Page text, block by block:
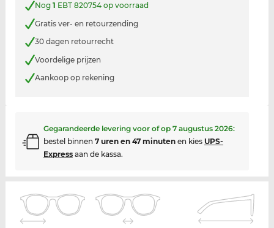
Nog 1 EBT 820754 op voorraad
Gratis ver- en retourzending
30 dagen retourrecht
Voordelige prijzen
Aankoop op rekening
Gegarandeerde levering voor of op 7 augustus 2026:
bestel binnen 7 uren en 47 minutenen kies UPS-
Expressaan de kassa.